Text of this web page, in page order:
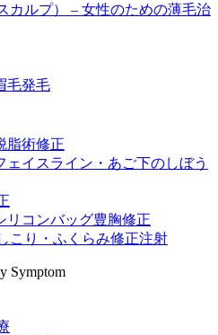
カルプ） – 女性のための薄毛治
毛発毛
脂術修正
ェイスライン・あご下のしぼう
リコンバッグ豊胸修正
こり・ふくらみ修正注射
Symptom